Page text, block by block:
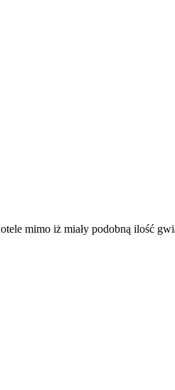
mimo iż miały podobną ilość